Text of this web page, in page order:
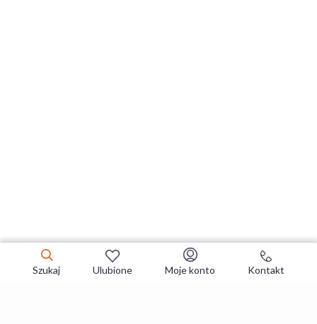
Szukaj Ulubione Moje konto Kontakt